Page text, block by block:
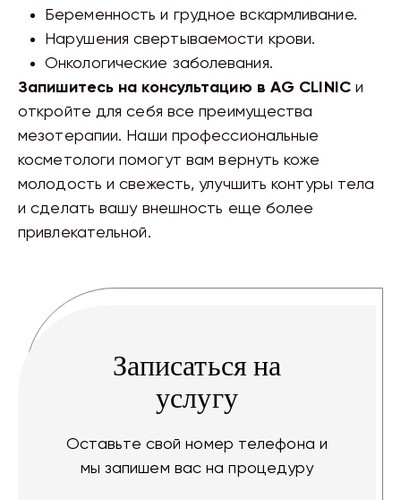
Беременность и грудное вскармливание.
Нарушения свертываемости крови.
Онкологические заболевания.
Запишитесь на консультацию в AG CLINICи
откройте для себя все преимущества
мезотерапии. Наши профессиональные
косметологи помогут вам вернуть коже
молодость и свежесть, улучшить контуры тела
и сделать вашу внешность еще более
привлекательной.
Записаться на
услугу
Оставьте свой номер телефона и
мы запишем вас на процедуру